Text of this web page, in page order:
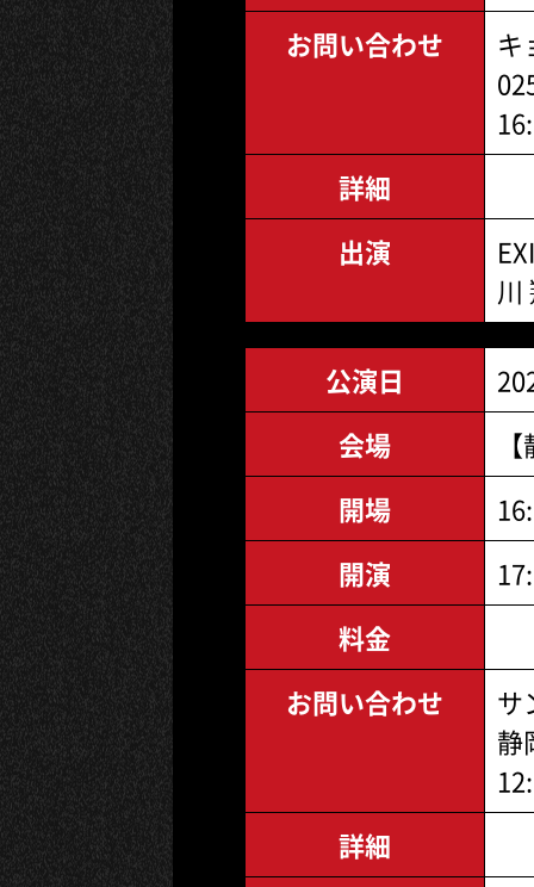
お問い合わせ
キ
詳細
出演
川
公演日
会場
開場
開演
料金
お問い合わせ
サ
静
詳細